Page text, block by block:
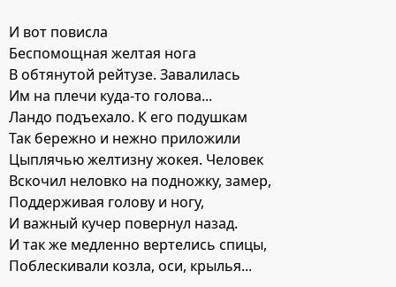
И вот повисла
Беспомощная желтая нога
В обтянутой рейтузе. Завалилась
Им на плечи куда-то голова...
Ландо подъехало. К его подушкам
Так бережно и нежно приложили
Цыплячью желтизну жокея. Человек
Вскочил неловко на подножку, замер,
Поддерживая голову и ногу,
И важный кучер повернул назад.
И так же медленно вертелись спицы,
Поблескивали козла, оси, крылья...